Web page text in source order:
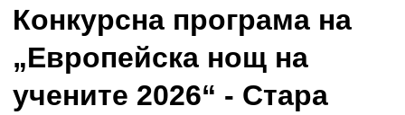
Конкурсна програма на
„Европейска нощ на
учените 2026“ - Стара